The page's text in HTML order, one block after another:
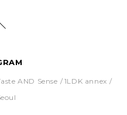
AND Sense
1LDK annex